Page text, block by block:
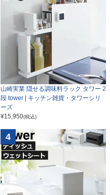
山崎実業 隠せる調味料ラック タワー 2
段 tower | キッチン雑貨・タワーシリ
ーズ
¥15,950(税込)
4